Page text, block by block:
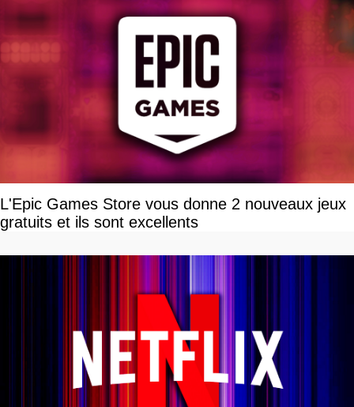
L'Epic Games Store vous donne 2 nouveaux jeux
gratuits et ils sont excellents